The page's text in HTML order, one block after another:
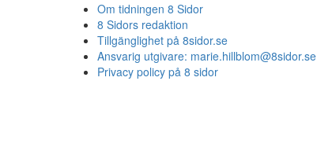
Om tidningen 8 Sidor
8 Sidors redaktion
Tillgänglighet på 8sidor.se
Ansvarig utgivare: marie.hillblom@8sidor.se
Privacy policy på 8 sidor